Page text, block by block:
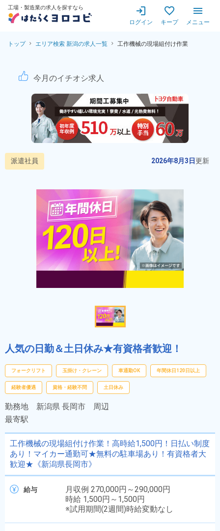
工場・製造業の求人を探すなら
ログイン キープ メニュー
トップ エリア検索 新潟の求人一覧 工作機械の現場組付け作業
工作機械の現場組付け作業
今月のイチオシ求人
派遣社員 2026年8月3日更新
人気の日勤＆土日休み★有資格者歓迎！
フォークリフト 玉掛け・クレーン 車通勤OK 年間休日120日以上
経験者優遇 資格・経験不問 土日休み
勤務地 新潟県 長岡市 周辺
最寄駅
工作機械の現場組付け作業！高時給1,500円！日払い制度
あり！マイカー通勤可★無料の駐車場あり！有資格者大
歓迎★《新潟県長岡市》
給与
月収例 270,000円～290,000円
時給 1,500円～1,500円
※試用期間(2週間)時給変動なし